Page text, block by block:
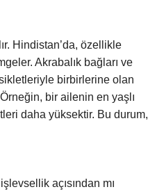
Hindistan’da, özellikle
Akrabalık bağları ve
birbirlerine olan
bir ailenin en yaşlı
daha yüksektir. Bu durum,
açısından mı